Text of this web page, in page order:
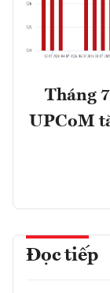
Tháng
UPCoM
Đọc tiếp